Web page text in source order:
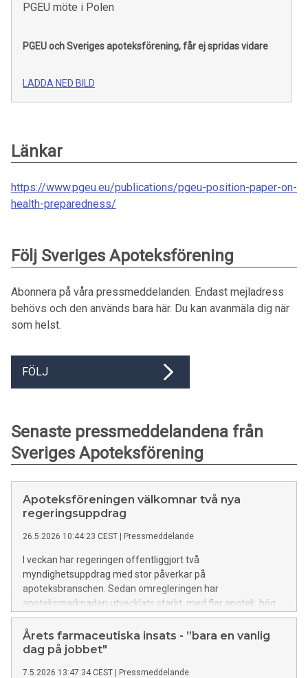
PGEU möte i Polen
PGEU och Sveriges apoteksförening, får ej spridas vidare
LADDA NED BILD
Länkar
https://www.pgeu.eu/publications/pgeu-position-paper-on-
health-preparedness/
Följ Sveriges Apoteksförening
Abonnera på våra pressmeddelanden. Endast mejladress
behövs och den används bara här. Du kan avanmäla dig när
som helst.
FÖLJ
Senaste pressmeddelandena från
Sveriges Apoteksförening
Apoteksföreningen välkomnar två nya
regeringsuppdrag
26.5.2026 10:44:23 CEST | Pressmeddelande
I veckan har regeringen offentliggjort två
myndighetsuppdrag med stor påverkar på
apoteksbranschen. Sedan omregleringen har
apoteksmarknaden utvecklats starkt, med fler apotek, hög
tillgänglighet och en världsledande e-handel. Men det finns
även tydliga utmaningar, inte minst i glest befolkade
områden. Förutsättningarna att driva apoteksservice i hela
för läkemedelsanvändningen. Det är även av vikt för
Årets farmaceutiska insats - ”bara en vanlig
dag på jobbet"
7.5.2026 13:47:34 CEST | Pressmeddelande